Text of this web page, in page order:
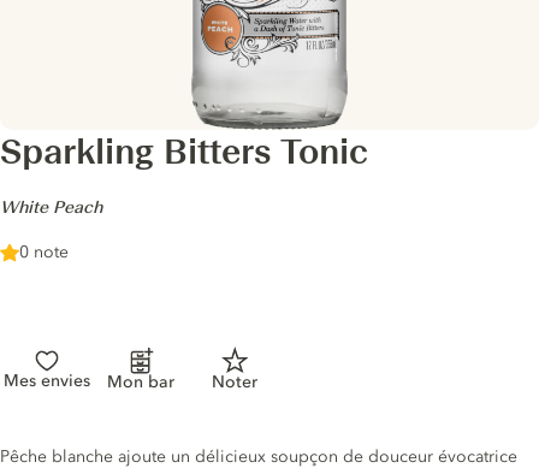
Sparkling Bitters Tonic
-White Peach
0 note
Mes envies Mon bar Noter
Description du tonic
Pêche blanche ajoute un délicieux soupçon de douceur évocatrice